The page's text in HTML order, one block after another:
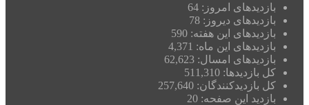
بازدیدهای امروز: 64
بازدیدهای دیروز: 78
بازدیدهای این هفته: 590
بازدیدهای این ماه: 4,371
بازدیدهای امسال: 62,623
کل بازدیدها: 511,310
کل بازدیدکنند‌گان: 257,640
بازدید این صفحه: 20